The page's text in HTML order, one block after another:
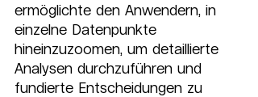
ermöglichte den Anwendern, in
einzelne Datenpunkte
hineinzuzoomen, um detaillierte
Analysen durchzuführen und
fundierte Entscheidungen zu